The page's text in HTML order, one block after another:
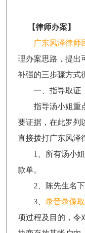
【律师办案】
广东风泽律师
理办案思路，提出
补强的三步骤方式
一、指导取证
指导汤小姐重点
要证据，在此罗列
直接拨打广东风泽
1、所有汤小姐
款单。
2、陈先生名下
3、 录音录像
项过程及目的，令